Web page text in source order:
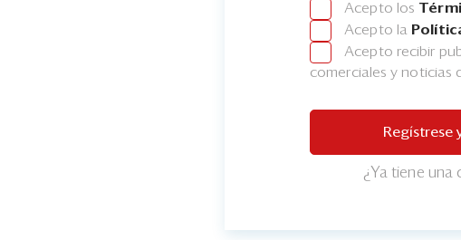
Acepto los
Acepto la
Acepto recibir
comerciales y noticias
Regístrese
¿Ya tiene una